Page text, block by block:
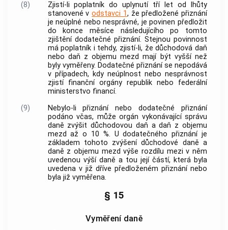
(8)
Zjistí-li poplatník do uplynutí tří let od lhůty
stanovené v odstavci 1, že předložené přiznání
je neúplné nebo nesprávné, je povinen předložit
do konce měsíce následujícího po tomto
zjištění dodatečné přiznání. Stejnou povinnost
má poplatník i tehdy, zjistí-li, že důchodová daň
nebo daň z objemu mezd mají být vyšší než
byly vyměřeny. Dodatečné přiznání se nepodává
v případech, kdy neúplnost nebo nesprávnost
zjistí finanční orgány republik nebo federální
ministerstvo financí.
(9)
Nebylo-li přiznání nebo dodatečné přiznání
podáno včas, může orgán vykonávající správu
daně zvýšit důchodovou daň a daň z objemu
mezd až o 10 %. U dodatečného přiznání je
základem tohoto zvýšení důchodové daně a
daně z objemu mezd výše rozdílu mezi v něm
uvedenou výší daně a tou její částí, která byla
uvedena v již dříve předloženém přiznání nebo
byla již vyměřena.
§ 15
Vyměření daně